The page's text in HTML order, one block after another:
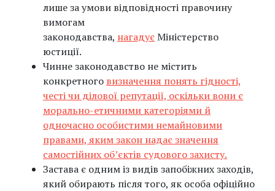
лише за умови відповідності правочину
вимогам
законодавства, нагадуєМіністерство
юстиції.
Чинне законодавство не містить
конкретного визначення понять гідності,
честі чи ділової репутації, оскільки вони є
морально-етичними категоріями й
одночасно особистими немайновими
правами, яким закон надає значення
самостійних об’єктів судового захисту.
Застава є одним із видів запобіжних заходів,
який обирають після того, як особа офіційно